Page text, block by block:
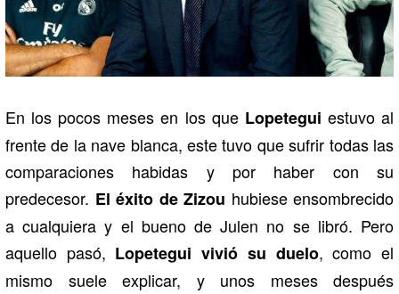
En los pocos meses en los que Lopetegui estuvo al
frente de la nave blanca, este tuvo que sufrir todas las
comparaciones habidas y por haber con su
predecesor. El éxito de Zizou hubiese ensombrecido
a cualquiera y el bueno de Julen no se libró. Pero
aquello pasó, Lopetegui vivió su duelo, como el
mismo suele explicar, y unos meses después